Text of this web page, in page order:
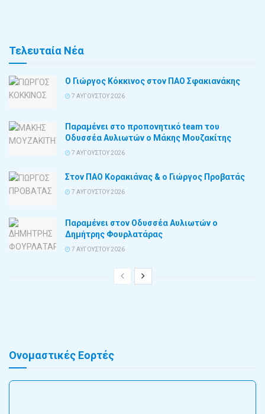
Τελευταία Νέα
Ο Γιώργος Κόκκινος στον ΠΑΟ Σφακιανάκης
7 ΑΥΓΟΎΣΤΟΥ 2026
Παραμένει στο προπονητικό team του
Οδυσσέα Αυλιωτών ο Μάκης Μουζακίτης
7 ΑΥΓΟΎΣΤΟΥ 2026
Στον ΠΑΟ Κορακιάνας & ο Γιώργος Προβατάς
7 ΑΥΓΟΎΣΤΟΥ 2026
Παραμένει στον Οδυσσέα Αυλιωτών ο
Δημήτρης Φουρλατάρας
7 ΑΥΓΟΎΣΤΟΥ 2026
Ονομαστικές Εορτές